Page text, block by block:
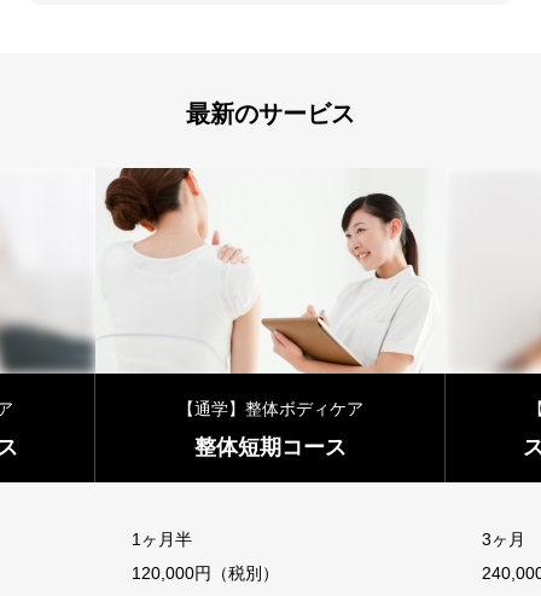
最新のサービス
ケア
ス
【通学】整体ボディケア
スタンダードコース
3ヶ月
240,000円（税別）